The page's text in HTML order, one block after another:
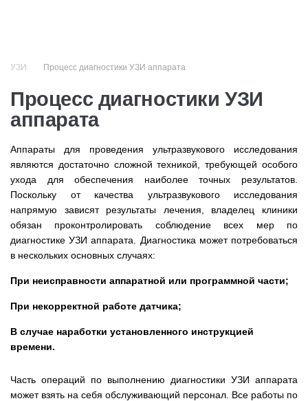
УЗИ Процесс диагностики УЗИ аппарата
Процесс диагностики УЗИ
аппарата
Аппараты для проведения ультразвукового исследования
являются достаточно сложной техникой, требующей особого
ухода для обеспечения наиболее точных результатов.
Поскольку от качества ультразвукового исследования
напрямую зависят результаты лечения, владелец клиники
обязан проконтролировать соблюдение всех мер по
диагностике УЗИ аппарата. Диагностика может потребоваться
в нескольких основных случаях:
При неисправности аппаратной или программной части;
При некорректной работе датчика;
В случае наработки установленного инструкцией
времени.
Часть операций по выполнению диагностики УЗИ аппарата
может взять на себя обслуживающий персонал. Все работы по